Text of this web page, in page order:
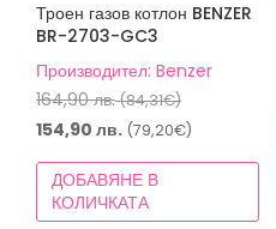
Троен газов котлон BENZER
BR-2703-GC3
Производител: Benzer
164,90лв.(84,31€)Original
price
was:
154,90 лв. (79,20€)
цена
154,90 лв.
ДОБАВЯНЕ В
КОЛИЧКАТА